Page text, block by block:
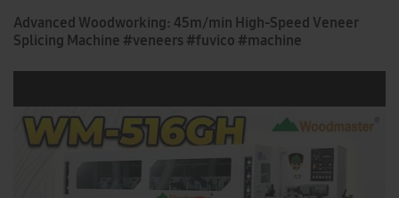
Advanced Woodworking: 45m/min High-Speed Veneer
Splicing Machine #veneers #fuvico #machine